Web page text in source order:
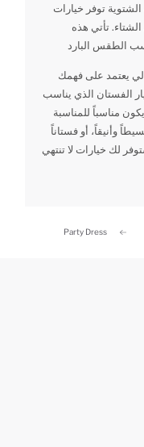
توفر خيارات
تأتي هذه
يعتمد على فهمك
الفستان الذي يناسب
مناسباً للمناسبة
وأنيقاً، أو فستاناً
لك خيارات لا تنتهي
Party Dress